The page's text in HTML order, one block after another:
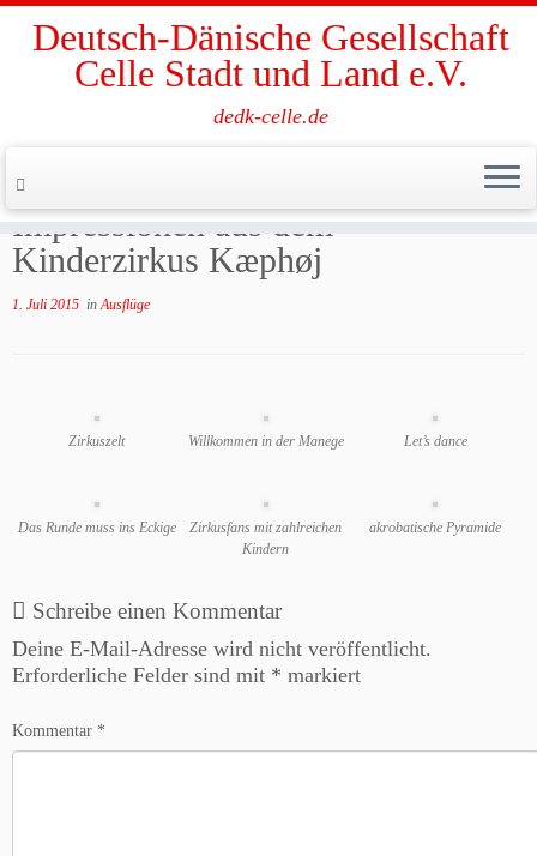
springen
Deutsch-Dänische Gesellschaft
Celle Stadt und Land e.V.
dedk-celle.de
Impressionen aus dem
Kinderzirkus Kæphøj
1. Juli 2015 inAusflüge
Zirkuszelt Willkommen in der Manege Let’s dance
Das Runde muss ins Eckige
Zirkusfans mit zahlreichen
Kindern
akrobatische Pyramide
Schreibe einen Kommentar
Deine E-Mail-Adresse wird nicht veröffentlicht.
Erforderliche Felder sind mit * markiert
Kommentar *